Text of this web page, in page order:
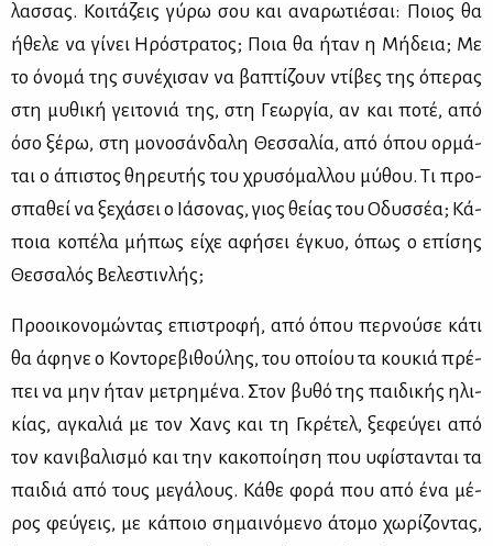
λασ­σας. Κοι­τά­ζεις γύ­ρω σου και ανα­ρω­τιέ­σαι: Ποιος θα
ήθε­λε να γί­νει Ηρό­στρα­τος; Ποια θα ήταν η Μή­δεια; Με
το όνο­μά της συ­νέ­χι­σαν να βα­πτί­ζουν ντί­βες της όπε­ρας
στη μυ­θι­κή γει­το­νιά της, στη Γε­ωρ­γία, αν και πο­τέ, από
όσο ξέ­ρω, στη μο­νο­σάν­δα­λη Θεσ­σα­λία, από όπου ορ­μά­
ται ο άπι­στος θη­ρευ­τής του χρυ­σό­μαλ­λου μύ­θου. Τι προ­
σπα­θεί να ξε­χά­σει ο Ιά­σoνας, γιος θεί­ας του Οδυσ­σέα; Κά­
ποια κο­πέ­λα μή­πως εί­χε αφή­σει έγκυο, όπως ο επί­σης
Θεσ­σα­λός Βε­λε­στιν­λής;
Προ­οι­κο­νο­μώ­ντας επι­στρο­φή, από όπου περ­νού­σε κά­τι
θα άφη­νε ο Κο­ντο­ρε­βι­θού­λης, του οποί­ου τα κου­κιά πρέ­
πει να μην ήταν με­τρη­μέ­να. Στον βυ­θό της παι­δι­κής ηλι­
κί­ας, αγκα­λιά με τον Χανς και τη Γκρέ­τελ, ξε­φεύ­γει από
τον κα­νι­βα­λι­σμό και την κα­κο­ποί­η­ση που υφί­στα­νται τα
παι­διά από τους με­γά­λους. Κά­θε φο­ρά που από ένα μέ­
ρος φεύ­γεις, με κά­ποιο ση­μαι­νό­με­νο άτο­μο χω­ρί­ζο­ντας,